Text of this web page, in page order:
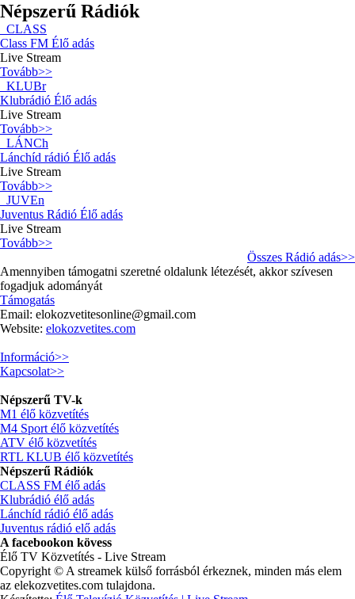
Népszerű Rádiók
CLASS
Class FM Élő adás
Live Stream
Tovább>>
KLUBr
Klubrádió Élő adás
Live Stream
Tovább>>
LÁNCh
Lánchíd rádió Élő adás
Live Stream
Tovább>>
JUVEn
Juventus Rádió Élő adás
Live Stream
Tovább>>
Összes Rádió adás>>
Amennyiben támogatni szeretné oldalunk létezését, akkor szívesen
fogadjuk adományát
Támogatás
Email: elokozvetitesonline@gmail.com
Website: elokozvetites.com
Információ>>
Kapcsolat>>
Népszerű TV-k
M1 élő közvetítés
M4 Sport élő közvetítés
ATV élő közvetítés
RTL KLUB élő közvetítés
Népszerű Rádiók
CLASS FM élő adás
Klubrádió élő adás
Lánchíd rádió élő adás
Juventus rádió elő adás
A facebookon kövess
Élő TV Közvetítés - Live Stream
Copyright © A streamek külső forrásból érkeznek, minden más elem
az elekozvetites.com tulajdona.